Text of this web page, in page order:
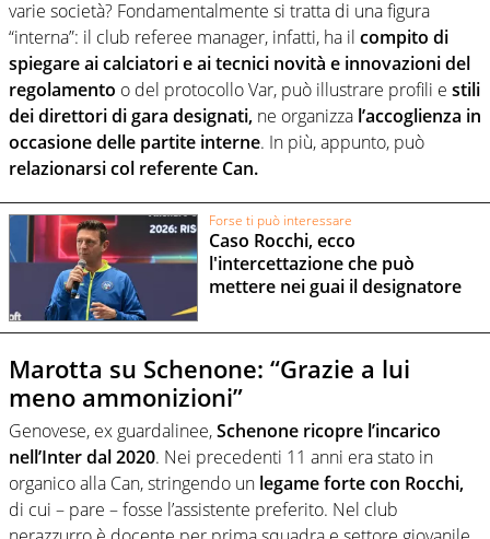
varie società? Fondamentalmente si tratta di una figura
“interna”: il club referee manager, infatti, ha il compito di
spiegare ai calciatori e ai tecnici novità e innovazioni del
regolamento o del protocollo Var, può illustrare profili e stili
dei direttori di gara designati, ne organizza l’accoglienza in
occasione delle partite interne. In più, appunto, può
relazionarsi col referente Can.
Forse ti può interessare
Caso Rocchi, ecco
l'intercettazione che può
mettere nei guai il designatore
Marotta su Schenone: “Grazie a lui
meno ammonizioni”
Genovese, ex guardalinee,Schenone ricopre l’incarico
nell’Inter dal 2020. Nei precedenti 11 anni era stato in
organico alla Can, stringendo un legame forte con Rocchi,
di cui – pare – fosse l’assistente preferito. Nel club